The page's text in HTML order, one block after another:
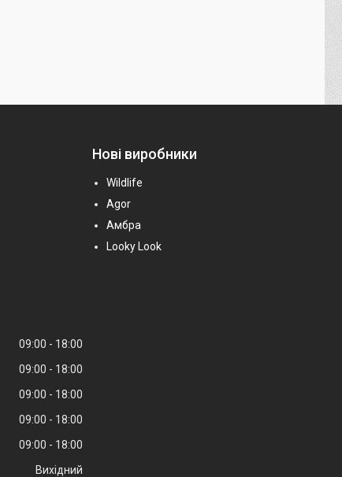
Нові виробники
Wildlife
Agor
Амбра
Looky Look
09:00
18:00
09:00
18:00
09:00
18:00
09:00
18:00
09:00
18:00
Вихідний